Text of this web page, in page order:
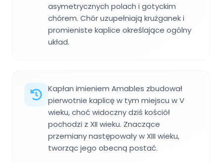
asymetrycznych polach i gotyckim
chórem. Chór uzupełniają krużganek i
promieniste kaplice określające ogólny
układ.
Kapłan imieniem Amables zbudował
pierwotnie kaplicę w tym miejscu w V
wieku, choć widoczny dziś kościół
pochodzi z XII wieku. Znaczące
przemiany następowały w XIII wieku,
tworząc jego obecną postać.